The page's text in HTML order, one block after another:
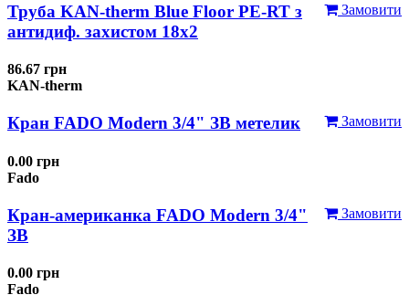
Замовити
Труба KAN-therm Blue Floor PE-RT з
антидиф. захистом 18х2
86.67 грн
KAN-therm
Замовити
Кран FADO Modern 3/4" ЗВ метелик
0.00 грн
Fado
Замовити
Кран-американка FADO Modern 3/4"
ЗВ
0.00 грн
Fado